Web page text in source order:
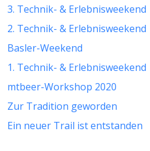
3. Technik- & Erlebnisweekend
2. Technik- & Erlebnisweekend
Basler-Weekend
1. Technik- & Erlebnisweekend
mtbeer-Workshop 2020
Zur Tradition geworden
Ein neuer Trail ist entstanden